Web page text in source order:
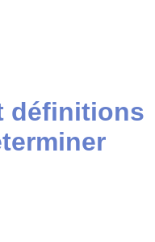
définitions